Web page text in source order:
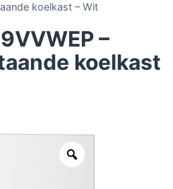
koelkast – Wit
–
koelkast